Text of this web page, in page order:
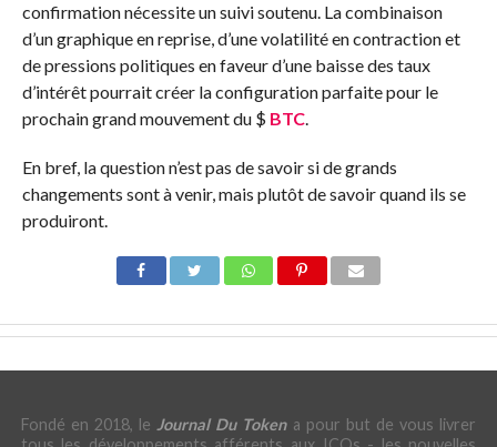
confirmation nécessite un suivi soutenu. La combinaison
d’un graphique en reprise, d’une volatilité en contraction et
de pressions politiques en faveur d’une baisse des taux
d’intérêt pourrait créer la configuration parfaite pour le
prochain grand mouvement du $ BTC.
En bref, la question n’est pas de savoir si de grands
changements sont à venir, mais plutôt de savoir quand ils se
produiront.
Fondé en 2018, leJournal Du Tokena pour but de vous livrer